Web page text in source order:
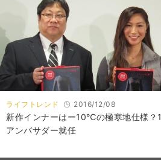
ライフトレンド 2016/12/08
新作インナーはー10℃の極寒地仕様？
アンバサダー就任